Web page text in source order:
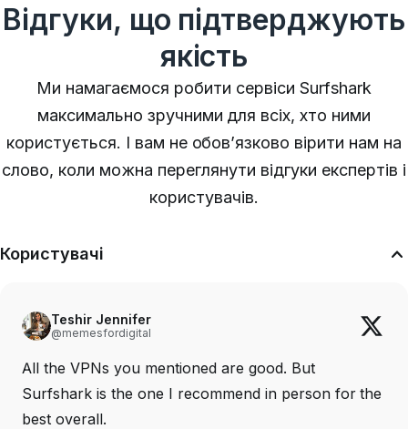
Відгуки, що підтверджують
якість
Ми намагаємося робити сервіси Surfshark
максимально зручними для всіх, хто ними
користується. І вам не обов’язково вірити нам на
слово, коли можна переглянути відгуки експертів і
користувачів.
Користувачі
Teshir Jennifer
@memesfordigital
All the VPNs you mentioned are good. But
Surfshark is the one I recommend in person for the
best overall.